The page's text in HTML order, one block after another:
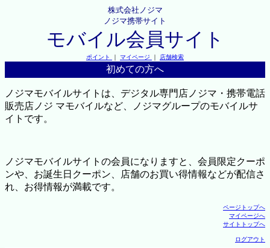
株式会社ノジマ
ノジマ携帯サイト
モバイル会員サイト
ポイント ｜ マイページ ｜ 店舗検索
初めての方へ
ノジマモバイルサイトは、デジタル専門店ノジマ・携帯電話
販売店ノジ マモバイルなど、ノジマグループのモバイルサ
イトです。
ノジマモバイルサイトの会員になりますと、会員限定クーポ
ンや、お誕生日クーポン、店舗のお買い得情報などが配信さ
れ、お得情報が満載です。
ページトップへ
マイページへ
サイトトップへ
ログアウト